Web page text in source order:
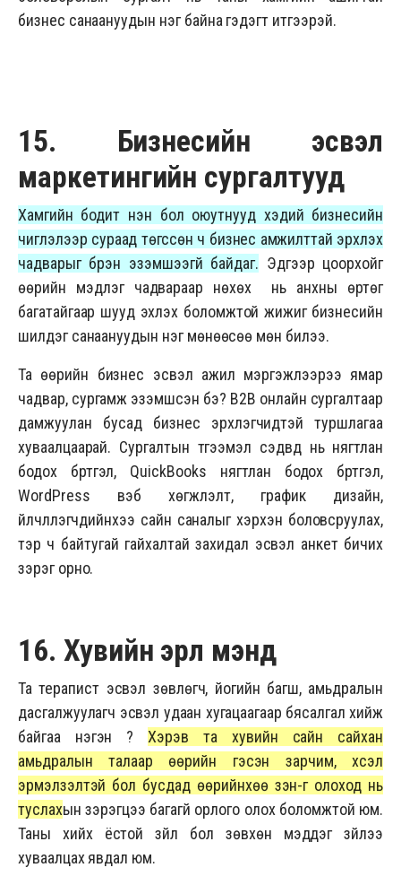
бизнес санаануудын нэг байна гэдэгт итгээрэй.
15. Бизнесийн эсвэл
маркетингийн сургалтууд
Хамгийн бодит үнэн бол оюутнууд хэдий бизнесийн
чиглэлээр сураад төгссөн ч бизнес амжилттай эрхлэх
чадварыг бүрэн эзэмшээгүй байдаг. Эдгээр цоорхойг
өөрийн мэдлэг чадвараар нөхөх нь анхны өртөг
багатайгаар шууд эхлэх боломжтой жижиг бизнесийн
шилдэг санаануудын нэг мөнөөсөө мөн билээ.
Та өөрийн бизнес эсвэл ажил мэргэжлээрээ ямар
чадвар, сургамж эзэмшсэн бэ? B2B онлайн сургалтаар
дамжуулан бусад бизнес эрхлэгчидтэй туршлагаа
хуваалцаарай. Сургалтын түгээмэл сэдвүүд нь нягтлан
бодох бүртгэл, QuickBooks нягтлан бодох бүртгэл,
WordPress вэб хөгжүүлэлт, график дизайн,
үйлчлүүлэгчдийнхээ сайн саналыг хэрхэн боловсруулах,
тэр ч байтугай гайхалтай захидал эсвэл анкет бичих
зэрэг орно.
16. Хувийн эрүүл мэнд
Та терапист эсвэл зөвлөгч, йогийн багш, амьдралын
дасгалжуулагч эсвэл удаан хугацаагаар бясалгал хийж
байгаа нэгэн үү? Хэрэв та хувийн сайн сайхан
амьдралын талаар өөрийн гэсэн зарчим, хүсэл
эрмэлзэлтэй бол бусдад өөрийнхөө зэн-г олоход нь
туслахын зэрэгцээ багагүй орлого олох боломжтой юм.
Таны хийх ёстой зүйл бол зөвхөн мэддэг зүйлээ
хуваалцах явдал юм.